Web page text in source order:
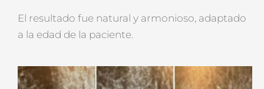
El resultado fue natural y armonioso, adaptado
a la edad de la paciente.